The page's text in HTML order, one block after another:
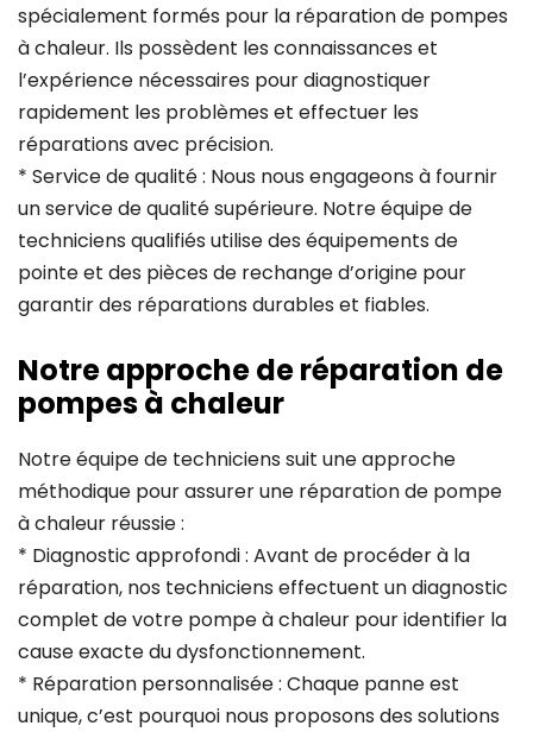
spécialement formés pour la réparation de pompes
à chaleur. Ils possèdent les connaissances et
l’expérience nécessaires pour diagnostiquer
rapidement les problèmes et effectuer les
réparations avec précision.
* Service de qualité : Nous nous engageons à fournir
un service de qualité supérieure. Notre équipe de
techniciens qualifiés utilise des équipements de
pointe et des pièces de rechange d’origine pour
garantir des réparations durables et fiables.
Notre approche de réparation de
pompes à chaleur
Notre équipe de techniciens suit une approche
méthodique pour assurer une réparation de pompe
à chaleur réussie :
* Diagnostic approfondi : Avant de procéder à la
réparation, nos techniciens effectuent un diagnostic
complet de votre pompe à chaleur pour identifier la
cause exacte du dysfonctionnement.
* Réparation personnalisée : Chaque panne est
unique, c’est pourquoi nous proposons des solutions